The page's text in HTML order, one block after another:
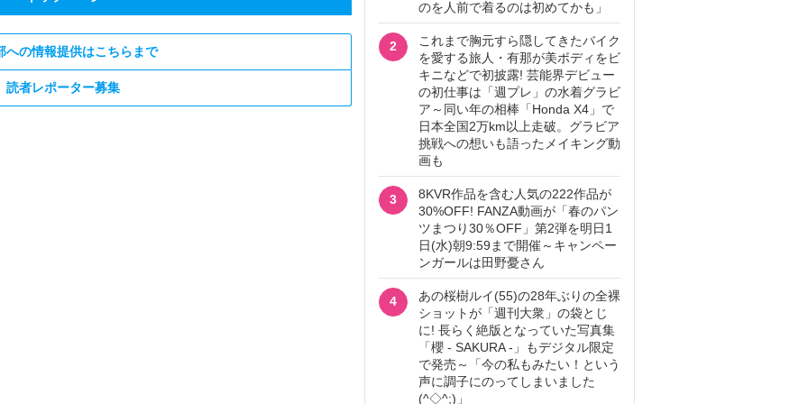
への情報提供はこちらまで
読者レポーター募集
のを人前で着るのは初めてかも」
2
これまで胸元すら隠してきたバイク
を愛する旅人・有那が美ボディをビ
キニなどで初披露! 芸能界デビュー
の初仕事は「週プレ」の水着グラビ
ア～同い年の相棒「Honda X4」で
日本全国2万km以上走破。グラビア
挑戦への想いも語ったメイキング動
画も
3
8KVR作品を含む人気の222作品が
30%OFF! FANZA動画が「春のパン
ツまつり30％OFF」第2弾を明日1
日(水)朝9:59まで開催～キャンペー
ンガールは田野憂さん
4
あの桜樹ルイ(55)の28年ぶりの全裸
ショットが「週刊大衆」の袋とじ
に! 長らく絶版となっていた写真集
「櫻 - SAKURA -」もデジタル限定
で発売～「今の私もみたい！という
声に調子にのってしまいました
(^◇^;)」